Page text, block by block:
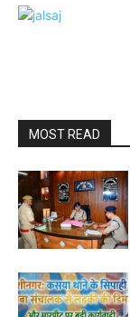
MOST READ